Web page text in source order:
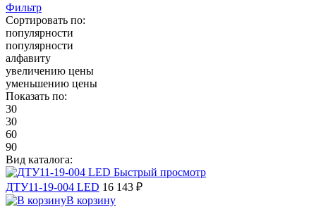
Фильтр
Сортировать по:
популярности
популярности
алфавиту
увеличению цены
уменьшению цены
Показать по:
30
30
60
90
Вид каталога:
Быстрый просмотр
ДТУ11-19-004 LED 16 143 ₽
В корзину